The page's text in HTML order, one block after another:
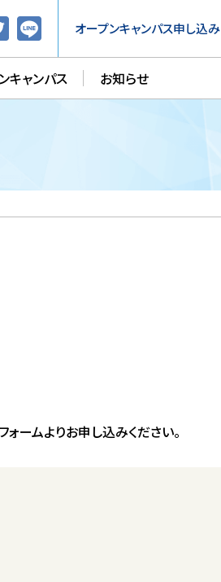
オープンキャンパス申し込み
キャンパス お知らせ
ームよりお申し込みください。